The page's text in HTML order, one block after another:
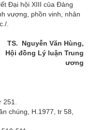
Đại hội XIII của Đảng
vượng, phồn vinh, nhân
.
TS. Nguyễn Văn Hùng,
Trung
ương
251.
chúng, H.1977, tr 58,